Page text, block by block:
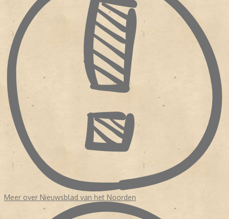
Meer over Nieuwsblad van het Noorden